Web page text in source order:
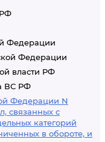
Федерации
Федерации
власти РФ
ВС РФ
Федерации N
связанных с
категорий
в обороте, и